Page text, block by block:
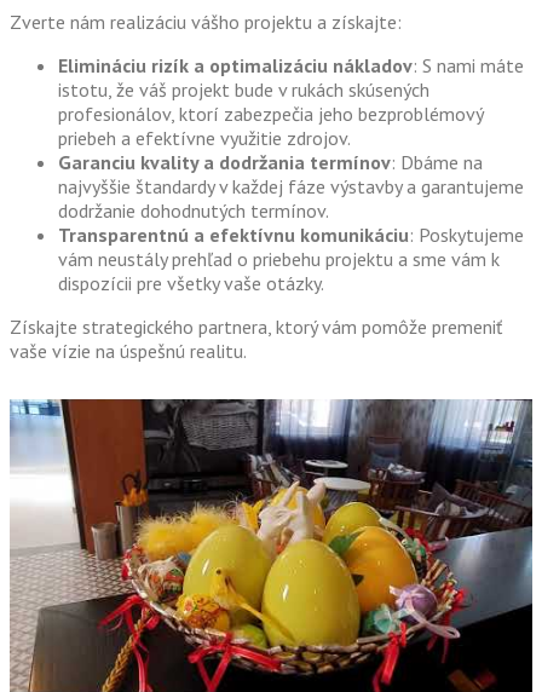
Zverte nám realizáciu vášho projektu a získajte:
Elimináciu rizík a optimalizáciu nákladov: S nami máte
istotu, že váš projekt bude v rukách skúsených
profesionálov, ktorí zabezpečia jeho bezproblémový
priebeh a efektívne využitie zdrojov.
Garanciu kvality a dodržania termínov: Dbáme na
najvyššie štandardy v každej fáze výstavby a garantujeme
dodržanie dohodnutých termínov.
Transparentnú a efektívnu komunikáciu: Poskytujeme
vám neustály prehľad o priebehu projektu a sme vám k
dispozícii pre všetky vaše otázky.
Získajte strategického partnera, ktorý vám pomôže premeniť
vaše vízie na úspešnú realitu.